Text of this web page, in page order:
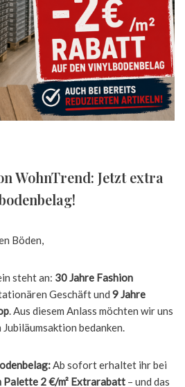
WohnTrend: Jetzt extra
Böden,
steht an: 30 Jahre Fashion
Geschäft und 9 Jahre
. Aus diesem Anlass möchten wir uns
bedanken.
Ab sofort erhaltet ihr bei
Palette 2 €/m² Extrarabatt – und das